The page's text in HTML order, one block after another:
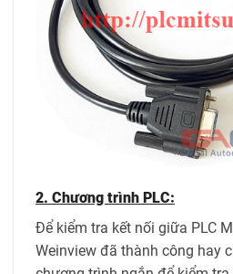
2. Chương trình PLC:
Để kiểm tra kết nối giữa PLC
Weinview đã thành công hay